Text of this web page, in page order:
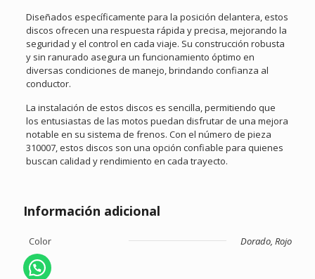
Diseñados específicamente para la posición delantera, estos
discos ofrecen una respuesta rápida y precisa, mejorando la
seguridad y el control en cada viaje. Su construcción robusta
y sin ranurado asegura un funcionamiento óptimo en
diversas condiciones de manejo, brindando confianza al
conductor.
La instalación de estos discos es sencilla, permitiendo que
los entusiastas de las motos puedan disfrutar de una mejora
notable en su sistema de frenos. Con el número de pieza
310007, estos discos son una opción confiable para quienes
buscan calidad y rendimiento en cada trayecto.
Información adicional
Color Dorado, Rojo